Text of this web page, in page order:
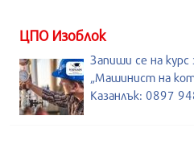
ЦПО Изоблок
Запиши се на курс
„Машинист на
Казанлък: 0897